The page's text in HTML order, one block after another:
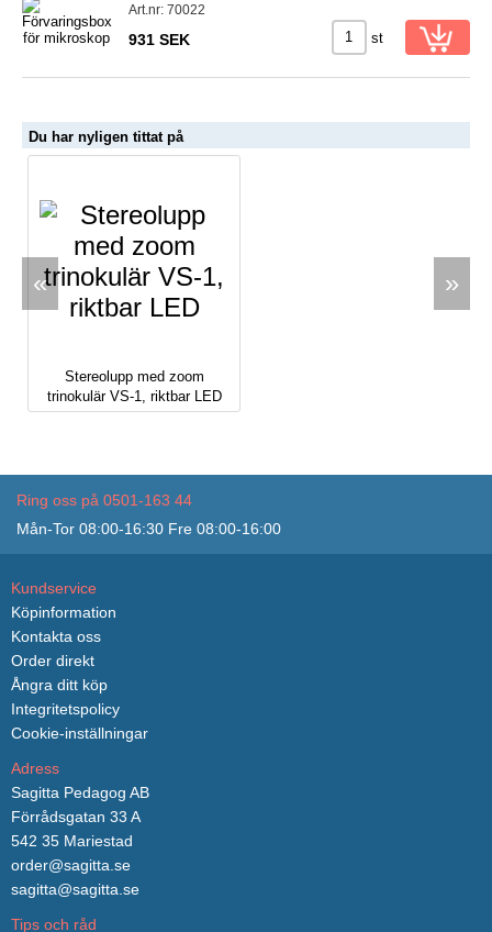
Art.nr: 70022
931 SEK st
Du har nyligen tittat på
«
Stereolupp med zoom
trinokulär VS-1, riktbar LED
»
Ring oss på 0501-163 44
Mån-Tor 08:00-16:30 Fre 08:00-16:00
Kundservice
Köpinformation
Kontakta oss
Order direkt
Ångra ditt köp
Integritetspolicy
Cookie-inställningar
Adress
Sagitta Pedagog AB
Förrådsgatan 33 A
542 35 Mariestad
order@sagitta.se
sagitta@sagitta.se
Tips och råd